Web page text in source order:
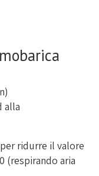
alla
ridurre il valore
(respirando aria